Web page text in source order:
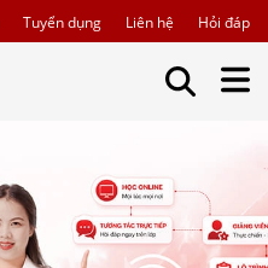
Tuyển dụng Liên hệ Hỏi đáp